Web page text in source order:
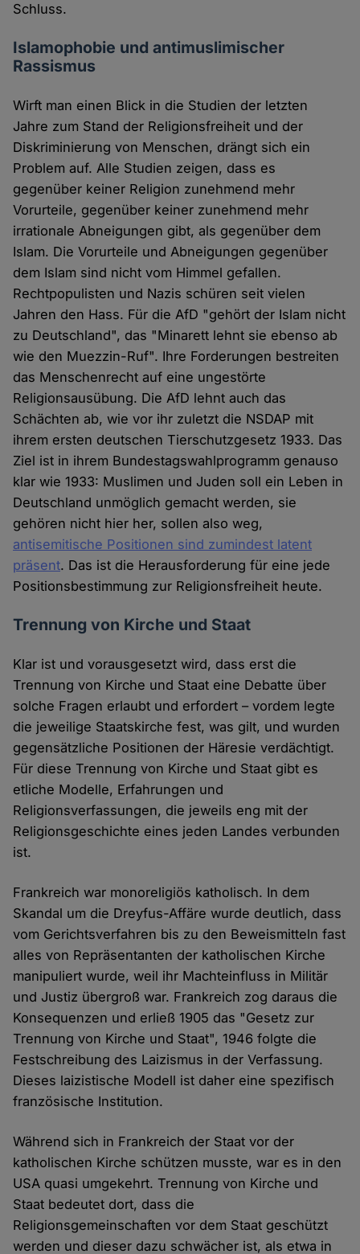
Schluss.
Islamophobie und antimuslimischer
Rassismus
Wirft man einen Blick in die Studien der letzten
Jahre zum Stand der Religionsfreiheit und der
Diskriminierung von Menschen, drängt sich ein
Problem auf. Alle Studien zeigen, dass es
gegenüber keiner Religion zunehmend mehr
Vorurteile, gegenüber keiner zunehmend mehr
irrationale Abneigungen gibt, als gegenüber dem
Islam. Die Vorurteile und Abneigungen gegenüber
dem Islam sind nicht vom Himmel gefallen.
Rechtpopulisten und Nazis schüren seit vielen
Jahren den Hass. Für die AfD "gehört der Islam nicht
zu Deutschland", das "Minarett lehnt sie ebenso ab
wie den Muezzin-Ruf". Ihre Forderungen bestreiten
das Menschenrecht auf eine ungestörte
Religionsausübung. Die AfD lehnt auch das
Schächten ab, wie vor ihr zuletzt die NSDAP mit
ihrem ersten deutschen Tierschutzgesetz 1933. Das
Ziel ist in ihrem Bundestagswahlprogramm genauso
klar wie 1933: Muslimen und Juden soll ein Leben in
Deutschland unmöglich gemacht werden, sie
gehören nicht hier her, sollen also weg,
antisemitische Positionen sind zumindest latent
präsent. Das ist die Herausforderung für eine jede
Positionsbestimmung zur Religionsfreiheit heute.
Trennung von Kirche und Staat
Klar ist und vorausgesetzt wird, dass erst die
Trennung von Kirche und Staat eine Debatte über
solche Fragen erlaubt und erfordert – vordem legte
die jeweilige Staatskirche fest, was gilt, und wurden
gegensätzliche Positionen der Häresie verdächtigt.
Für diese Trennung von Kirche und Staat gibt es
etliche Modelle, Erfahrungen und
Religionsverfassungen, die jeweils eng mit der
Religionsgeschichte eines jeden Landes verbunden
ist.
Frankreich war monoreligiös katholisch. In dem
Skandal um die Dreyfus-Affäre wurde deutlich, dass
vom Gerichtsverfahren bis zu den Beweismitteln fast
alles von Repräsentanten der katholischen Kirche
manipuliert wurde, weil ihr Machteinfluss in Militär
und Justiz übergroß war. Frankreich zog daraus die
Konsequenzen und erließ 1905 das "Gesetz zur
Trennung von Kirche und Staat", 1946 folgte die
Festschreibung des Laizismus in der Verfassung.
Dieses laizistische Modell ist daher eine spezifisch
französische Institution.
Während sich in Frankreich der Staat vor der
katholischen Kirche schützen musste, war es in den
USA quasi umgekehrt. Trennung von Kirche und
Staat bedeutet dort, dass die
Religionsgemeinschaften vor dem Staat geschützt
werden und dieser dazu schwächer ist, als etwa in